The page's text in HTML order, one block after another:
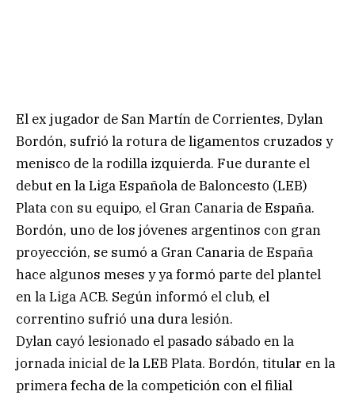
El ex jugador de San Martín de Corrientes, Dylan
Bordón, sufrió la rotura de ligamentos cruzados y
menisco de la rodilla izquierda. Fue durante el
debut en la Liga Española de Baloncesto (LEB)
Plata con su equipo, el Gran Canaria de España.
Bordón, uno de los jóvenes argentinos con gran
proyección, se sumó a Gran Canaria de España
hace algunos meses y ya formó parte del plantel
en la Liga ACB. Según informó el club, el
correntino sufrió una dura lesión.
Dylan cayó lesionado el pasado sábado en la
jornada inicial de la LEB Plata. Bordón, titular en la
primera fecha de la competición con el filial